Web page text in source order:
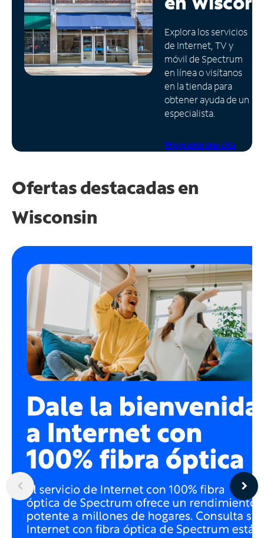
Administrar
cuenta
Encuentra
una
tienda
Explora los servicios
de Internet, TV y
móvil de Spectrum
en línea o visítanos
en la tienda para
obtener ayuda de un
especialista.
Programa una cita
Ofertas destacadas en
Wisconsin